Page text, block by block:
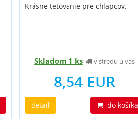
Krásne tetovanie pre chlapcov.
Skladom 1 ks v stredu u vás
8,54 EUR
detail do košíka